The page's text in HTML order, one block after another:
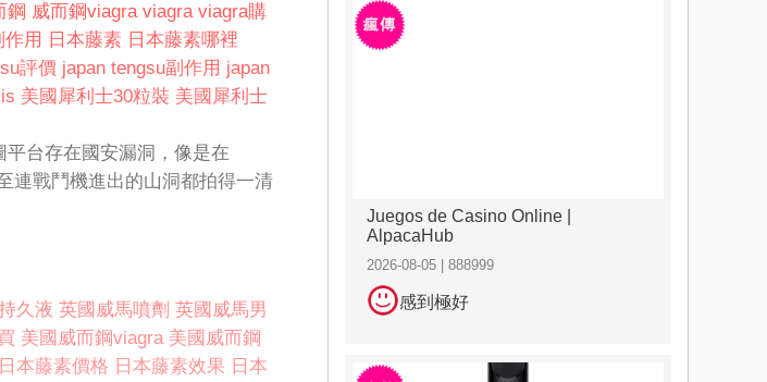
鋼 威而鋼viagra viagra viagra購
用 日本藤素 日本藤素哪裡
評價 japan tengsu副作用 japan
美國犀利士30粒裝 美國犀利士
台存在國安漏洞，像是在
連戰鬥機進出的山洞都拍得一清
久液 英國威馬噴劑 英國威馬男
美國威而鋼viagra 美國威而鋼
日本藤素價格 日本藤素效果 日本
Juegos de Casino Online |
AlpacaHub
2026-08-05 | 888999
感到極好